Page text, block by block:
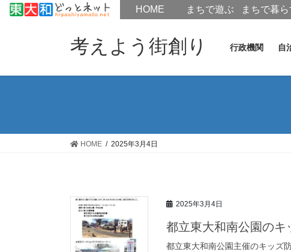
考えよう街創り 行政機関 自
HOME 2025年3月4日
2025年3月4日
都立東大和南公園の
都立東大和南公園主催のキッズ
HOMEHOME まちで遊ぶ まちで暮ら